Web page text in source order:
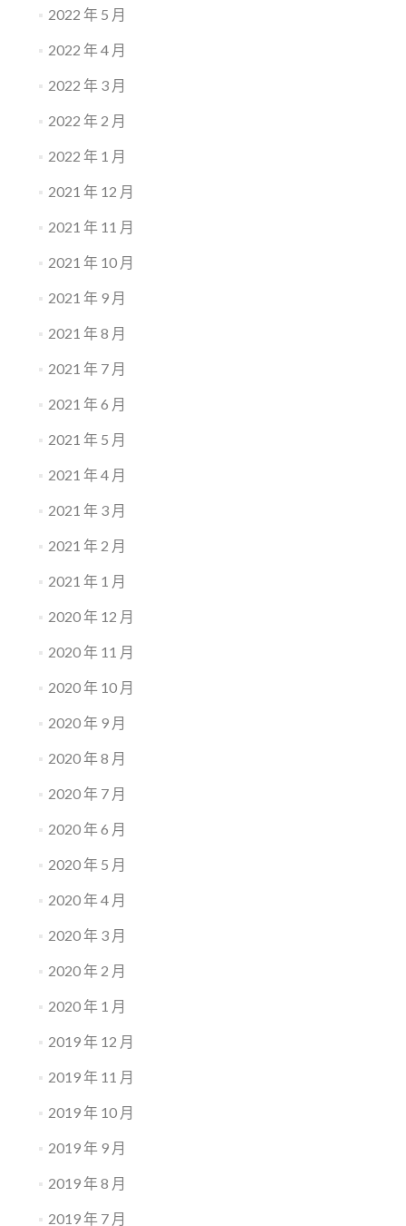
2022 年 5 月
2022 年 4 月
2022 年 3 月
2022 年 2 月
2022 年 1 月
2021 年 12 月
2021 年 11 月
2021 年 10 月
2021 年 9 月
2021 年 8 月
2021 年 7 月
2021 年 6 月
2021 年 5 月
2021 年 4 月
2021 年 3 月
2021 年 2 月
2021 年 1 月
2020 年 12 月
2020 年 11 月
2020 年 10 月
2020 年 9 月
2020 年 8 月
2020 年 7 月
2020 年 6 月
2020 年 5 月
2020 年 4 月
2020 年 3 月
2020 年 2 月
2020 年 1 月
2019 年 12 月
2019 年 11 月
2019 年 10 月
2019 年 9 月
2019 年 8 月
2019 年 7 月